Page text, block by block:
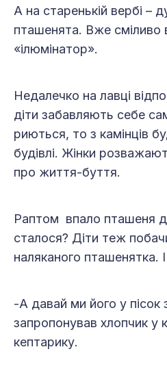
А на старенькій вербі –
пташенята. Вже сміливо
«ілюмінатор».
Недалечко на лавці
діти забавляють себе
риються, то з камінців
будівлі. Жінки
про життя-буття.
Раптом впало пташеня
сталося? Діти теж
наляканого пташенятка. І
-А давай ми його у пісок
запропонував хлопчик у
кептарику.